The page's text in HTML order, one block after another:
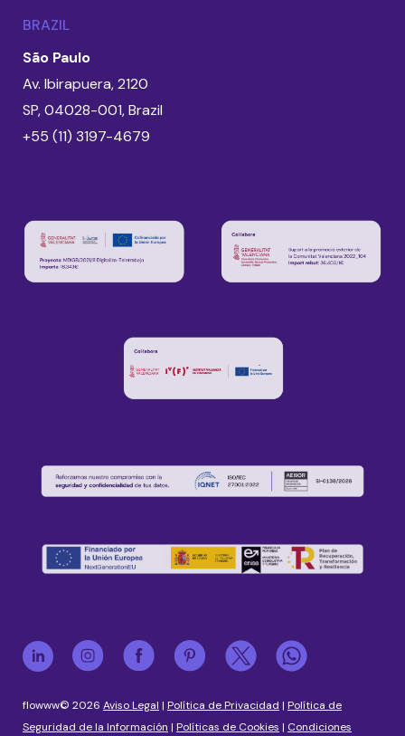
BRAZIL
São Paulo
Av. Ibirapuera, 2120
SP, 04028-001, Brazil
+55 (11) 3197-4679
flowww© 2026 Aviso Legal | Política de Privacidad | Política de
Seguridad de la Información | Políticas de Cookies | Condiciones